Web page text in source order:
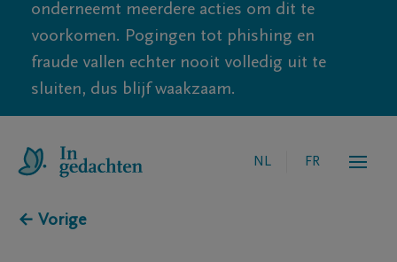
onderneemt meerdere acties om dit te
voorkomen. Pogingen tot phishing en
fraude vallen echter nooit volledig uit te
sluiten, dus blijf waakzaam.
NL FR
← Vorige